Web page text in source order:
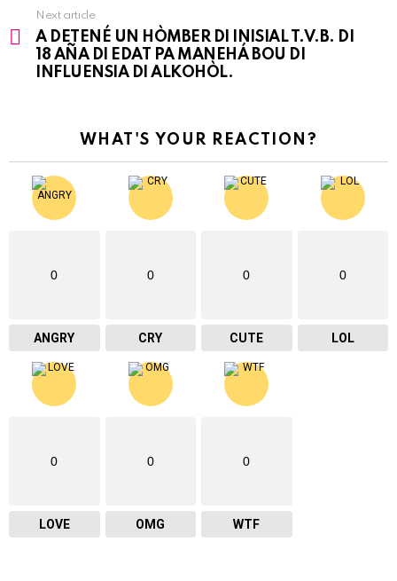
Next article
A DETENÉ UN HÒMBER DI INISIAL T.V.B. DI
18 AÑA DI EDAT PA MANEHÁ BOU DI
INFLUENSIA DI ALKOHÒL.
WHAT'S YOUR REACTION?
0
ANGRY
0
CRY
0
CUTE
0
LOL
0
LOVE
0
OMG
0
WTF